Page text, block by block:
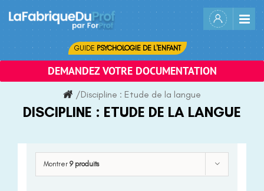
content
GUIDE PSYCHOLOGIE DE L'ENFANT
DEMANDEZ VOTRE DOCUMENTATION
/Discipline : Etude de la langue
DISCIPLINE : ETUDE DE LA LANGUE
Montrer 9 produits